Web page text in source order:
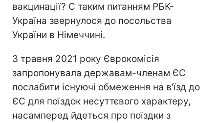
вакцинації? C таким питанням РБК-
Україна звернулося до посольства
України в Німеччині.
3 травня 2021 року Єврокомісія
запропонувала державам-членам ЄС
послабити існуючі обмеження на в'їзд до
ЄС для поїздок несуттєвого характеру,
насамперед йдеться про поїздки з